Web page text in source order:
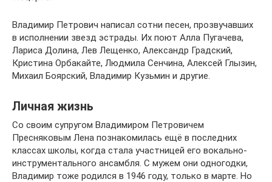
Владимир Петрович написал сотни песен, прозвучавших
в исполнении звезд эстрады. Их поют Алла Пугачева,
Лариса Долина, Лев Лещенко, Александр Градский,
Кристина Орбакайте, Людмила Сенчина, Алексей Глызин,
Михаил Боярский, Владимир Кузьмин и другие.
Личная жизнь
Со своим супругом Владимиром Петровичем
Пресняковым Лена познакомилась ещё в последних
классах школы, когда стала участницей его вокально-
инструментального ансамбля. С мужем они одногодки,
Владимир тоже родился в 1946 году, только в марте. Но